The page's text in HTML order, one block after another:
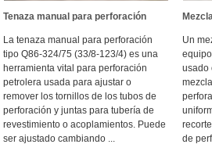
Tenaza manual para perforación
La tenaza manual para perforación
tipo Q86-324/75 (33/8-123/4) es una
herramienta vital para perforación
petrolera usada para ajustar o
remover los tornillos de los tubos de
perforación y juntas para tubería de
revestimiento o acoplamientos. Puede
ser ajustado cambiando ...
Un
usado
de